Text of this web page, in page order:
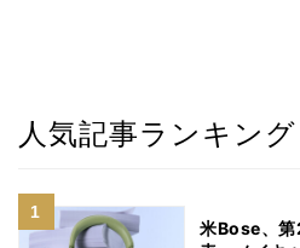
人気記事ランキング
米Bose、